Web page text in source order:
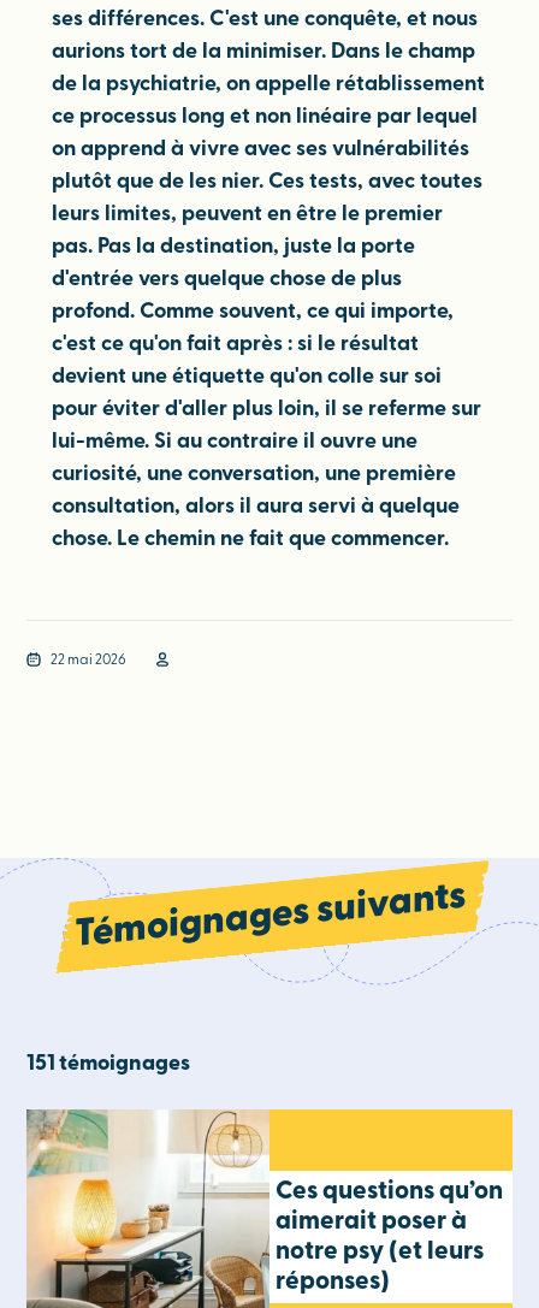
ses différences. C'est une conquête, et nous
aurions tort de la minimiser. Dans le champ
de la psychiatrie, on appelle rétablissement
ce processus long et non linéaire par lequel
on apprend à vivre avec ses vulnérabilités
plutôt que de les nier. Ces tests, avec toutes
leurs limites, peuvent en être le premier
pas. Pas la destination, juste la porte
d'entrée vers quelque chose de plus
profond. Comme souvent, ce qui importe,
c'est ce qu'on fait après : si le résultat
devient une étiquette qu'on colle sur soi
pour éviter d'aller plus loin, il se referme sur
lui-même. Si au contraire il ouvre une
curiosité, une conversation, une première
consultation, alors il aura servi à quelque
chose. Le chemin ne fait que commencer.
22 mai 2026
Témoignages suivants
151 témoignages
Ces questions qu’on
aimerait poser à
notre psy (et leurs
réponses)